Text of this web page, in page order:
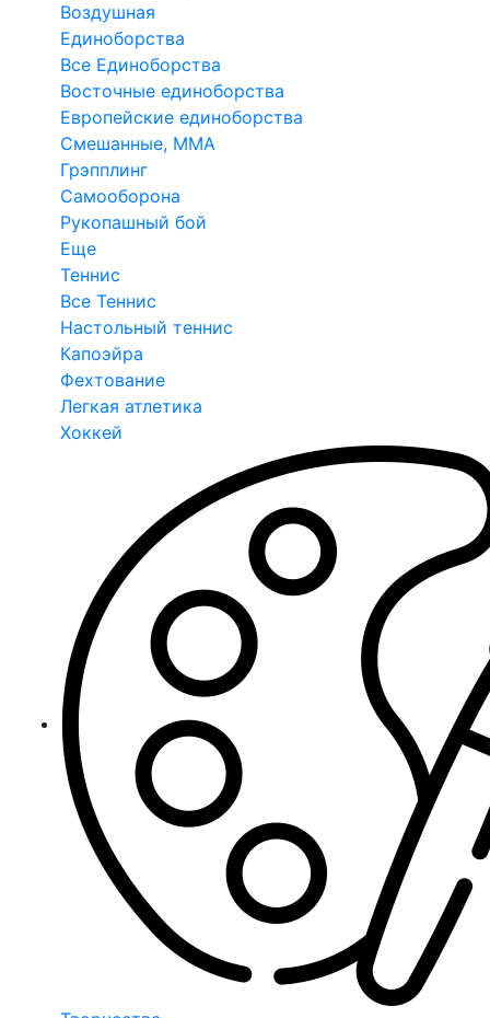
Воздушная
Единоборства
Все Единоборства
Восточные единоборства
Европейские единоборства
Смешанные, ММА
Грэпплинг
Самооборона
Рукопашный бой
Еще
Теннис
Все Теннис
Настольный теннис
Капоэйра
Фехтование
Легкая атлетика
Хоккей